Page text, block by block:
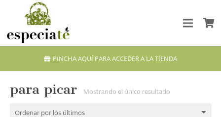
PINCHA AQUÍ PARA ACCEDER A LA TIENDA
para picar Mostrando el único resultado